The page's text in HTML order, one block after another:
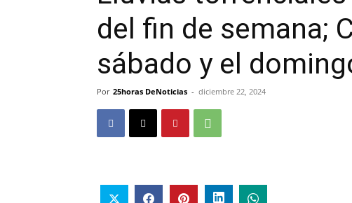
del fin de semana;
sábado y el
Por 25horas DeNoticias - diciembre 22, 2024